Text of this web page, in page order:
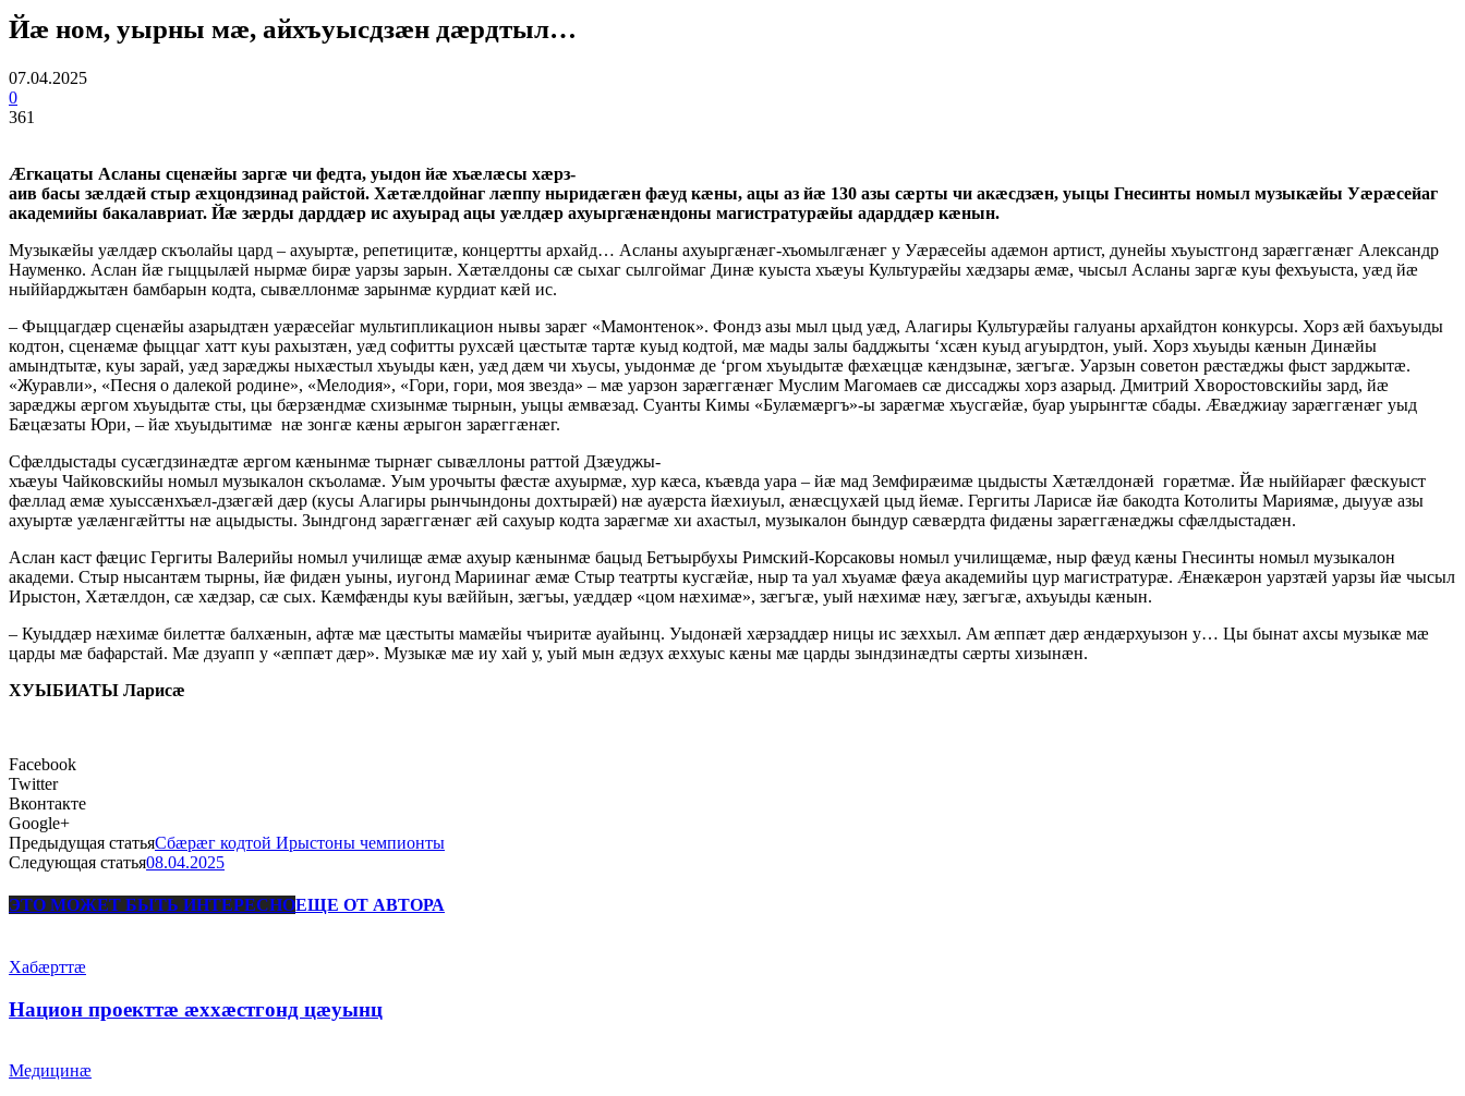
Йæ ном, уырны мæ, айхъуысдзæн дæрдтыл…
07.04.2025
0
361
Æгкацаты Асланы сценæйы заргæ чи федта, уыдон йæ хъæлæсы хæрз-
аив басы зæлдæй стыр æхцондзинад райстой. Хæтæлдойнаг лæппу ныридæгæн фæуд кæны, ацы аз йæ 130 азы сæрты чи акæсдзæн, уыцы Гнесинты номыл музыкæйы Уæрæсейаг
академийы бакалавриат. Йæ зæрды дарддæр ис ахуырад ацы уæлдæр ахуыргæнæндоны магистратурæйы адарддæр кæнын.
Музыкæйы уæлдæр скъолайы цард – ахуыртæ, репетицитæ, концертты архайд… Асланы ахуыргæнæг-хъомылгæнæг у Уæрæсейы адæмон артист, дунейы хъуыстгонд зарæггæнæг Александр
Науменко. Аслан йæ гыццылæй нырмæ бирæ уарзы зарын. Хæтæлдоны сæ сыхаг сылгоймаг Динæ куыста хъæуы Культурæйы хæдзары æмæ, чысыл Асланы заргæ куы фехъуыста, уæд йæ
ныййарджытæн бамбарын кодта, сывæллонмæ зарынмæ курдиат кæй ис.
– Фыццагдæр сценæйы азарыдтæн уæрæсейаг мультипликацион нывы зарæг «Мамонтенок». Фондз азы мыл цыд уæд, Алагиры Культурæйы галуаны архайдтон конкурсы. Хорз æй бахъуыды
кодтон, сценæмæ фыццаг хатт куы рахызтæн, уæд софитты рухсæй цæстытæ тартæ куыд кодтой, мæ мады залы бадджыты ‘хсæн куыд агуырдтон, уый. Хорз хъуыды кæнын Динæйы
амындтытæ, куы зарай, уæд зарæджы ныхæстыл хъуыды кæн, уæд дæм чи хъусы, уыдонмæ де ‘ргом хъуыдытæ фæхæццæ кæндзынæ, зæгъгæ. Уарзын советон рæстæджы фыст зарджытæ.
«Журавли», «Песня о далекой родине», «Мелодия», «Гори, гори, моя звезда» – мæ уарзон зарæггæнæг Муслим Магомаев сæ диссаджы хорз азарыд. Дмитрий Хворостовскийы зард, йæ
зарæджы æргом хъуыдытæ сты, цы бæрзæндмæ схизынмæ тырнын, уыцы æмвæзад. Суанты Кимы «Булæмæргъ»-ы зарæгмæ хъусгæйæ, буар уырынгтæ сбады. Æвæджиау зарæггæнæг уыд
Бæцæзаты Юри, – йæ хъуыдытимæ нæ зонгæ кæны æрыгон зарæггæнæг.
Сфæлдыстады сусæгдзинæдтæ æргом кæнынмæ тырнæг сывæллоны раттой Дзæуджы-
хъæуы Чайковскийы номыл музыкалон скъоламæ. Уым урочыты фæстæ ахуырмæ, хур кæса, къæвда уара – йæ мад Земфирæимæ цыдысты Хæтæлдонæй горæтмæ. Йæ ныййарæг фæскуыст
фæллад æмæ хуыссæнхъæл-дзæгæй дæр (кусы Алагиры рынчындоны дохтырæй) нæ ауæрста йæхиуыл, æнæсцухæй цыд йемæ. Гергиты Ларисæ йæ бакодта Котолиты Мариямæ, дыууæ азы
ахуыртæ уæлæнгæйтты нæ ацыдысты. Зындгонд зарæггæнæг æй сахуыр кодта зарæгмæ хи ахастыл, музыкалон бындур сæвæрдта фидæны зарæггæнæджы сфæлдыстадæн.
Аслан каст фæцис Гергиты Валерийы номыл училищæ æмæ ахуыр кæнынмæ бацыд Бетъырбухы Римский-Корсаковы номыл училищæмæ, ныр фæуд кæны Гнесинты номыл музыкалон
академи. Стыр нысантæм тырны, йæ фидæн уыны, иугонд Мариинаг æмæ Стыр театрты кусгæйæ, ныр та уал хъуамæ фæуа академийы цур магистратурæ. Æнæкæрон уарзтæй уарзы йæ чысыл
Ирыстон, Хæтæлдон, сæ хæдзар, сæ сых. Кæмфæнды куы вæййын, зæгъы, уæддæр «цом нæхимæ», зæгъгæ, уый нæхимæ нæу, зæгъгæ, ахъуыды кæнын.
– Куыддæр нæхимæ билеттæ балхæнын, афтæ мæ цæстыты мамæйы чъиритæ ауайынц. Уыдонæй хæрзаддæр ницы ис зæххыл. Ам æппæт дæр æндæрхуызон у… Цы бынат ахсы музыкæ мæ
царды мæ бафарстай. Мæ дзуапп у «æппæт дæр». Музыкæ мæ иу хай у, уый мын æдзух æххуыс кæны мæ царды зындзинæдты сæрты хизынæн.
ХУЫБИАТЫ Ларисæ
Facebook
Twitter
Вконтакте
Google+
Предыдущая статьяСбæрæг кодтой Ирыстоны чемпионты
Следующая статья08.04.2025
ЭТО МОЖЕТ БЫТЬ ИНТЕРЕСНОЕЩЕ ОТ АВТОРА
Хабæрттæ
Национ проекттæ æххæстгонд цæуынц
Медицинæ